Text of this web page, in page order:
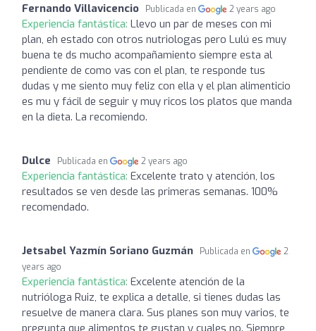
Fernando Villavicencio Publicada en 2 years ago
Experiencia fantástica: Llevo un par de meses con mi
plan, eh estado con otros nutriologas pero Lulú es muy
buena te ds mucho acompañamiento siempre esta al
pendiente de como vas con el plan, te responde tus
dudas y me siento muy feliz con ella y el plan alimenticio
es mu y fácil de seguir y muy ricos los platos que manda
en la dieta. La recomiendo.
Dulce Publicada en 2 years ago
Experiencia fantástica: Excelente trato y atención, los
resultados se ven desde las primeras semanas. 100%
recomendado.
Jetsabel Yazmín Soriano Guzmán Publicada en
2
years ago
Experiencia fantástica: Excelente atención de la
nutrióloga Ruiz, te explica a detalle, si tienes dudas las
resuelve de manera clara. Sus planes son muy varios, te
pregunta que alimentos te gustan y cuales no. Siempre